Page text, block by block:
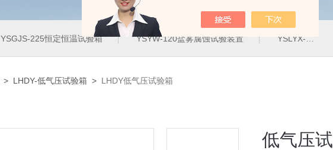
YSGJS-225恒定恒温试验箱 YSYW-120盐雾腐蚀试验装置 YSLYX-010防水试验设备
> LHDY-低气压试验箱 > LHDY低气压试验箱
低气压